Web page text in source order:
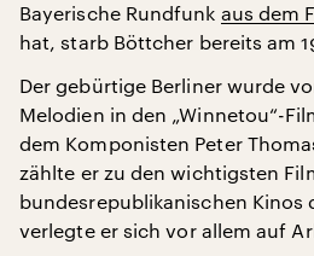
Bayerische Rundfunk aus dem
hat, starb Böttcher bereits am
Der gebürtige Berliner wurde
Melodien in den „Winnetou“-
dem Komponisten Peter
zählte er zu den wichtigsten
bundesrepublikanischen Kinos
verlegte er sich vor allem auf